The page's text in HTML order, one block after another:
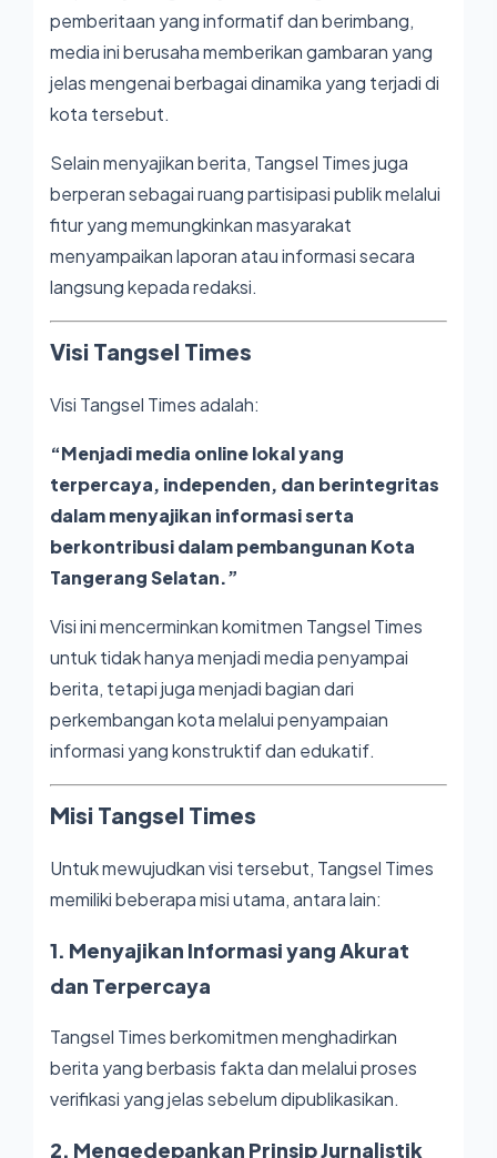
pemberitaan yang informatif dan berimbang,
media ini berusaha memberikan gambaran yang
jelas mengenai berbagai dinamika yang terjadi di
kota tersebut.
Selain menyajikan berita, Tangsel Times juga
berperan sebagai ruang partisipasi publik melalui
fitur yang memungkinkan masyarakat
menyampaikan laporan atau informasi secara
langsung kepada redaksi.
Visi Tangsel Times
Visi Tangsel Times adalah:
“Menjadi media online lokal yang
terpercaya, independen, dan berintegritas
dalam menyajikan informasi serta
berkontribusi dalam pembangunan Kota
Tangerang Selatan.”
Visi ini mencerminkan komitmen Tangsel Times
untuk tidak hanya menjadi media penyampai
berita, tetapi juga menjadi bagian dari
perkembangan kota melalui penyampaian
informasi yang konstruktif dan edukatif.
Misi Tangsel Times
Untuk mewujudkan visi tersebut, Tangsel Times
memiliki beberapa misi utama, antara lain:
1. Menyajikan Informasi yang Akurat
dan Terpercaya
Tangsel Times berkomitmen menghadirkan
berita yang berbasis fakta dan melalui proses
verifikasi yang jelas sebelum dipublikasikan.
2. Mengedepankan Prinsip Jurnalistik